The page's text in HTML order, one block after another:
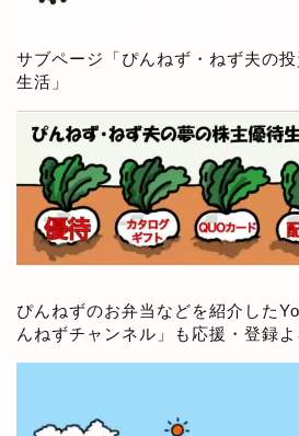
サブページ「ぴんねず・ねず夫の
生活 」
ぴんねずのお弁当などを紹介した
んねずチャンネル 」も応援・登録